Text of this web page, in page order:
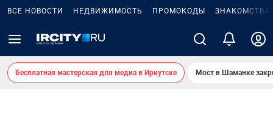
ВСЕ НОВОСТИ НЕДВИЖИМОСТЬ ПРОМОКОДЫ ЗНАКОМСТВА
Бесплатная мастерская для медиа в Иркутске Мост в Шаманке